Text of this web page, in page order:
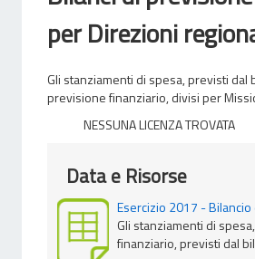
per Direzioni
Gli stanziamenti di spesa, previsti dal
previsione finanziario, divisi per
NESSUNA LICENZA TROVATA
Data e Risorse
Esercizio 2017 -
Gli stanziamenti di
finanziario, previsti dal